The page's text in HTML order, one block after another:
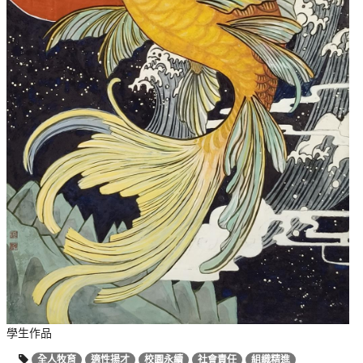
學生作品
全人牧育 適性揚才 校園永續 社會責任 組織精進